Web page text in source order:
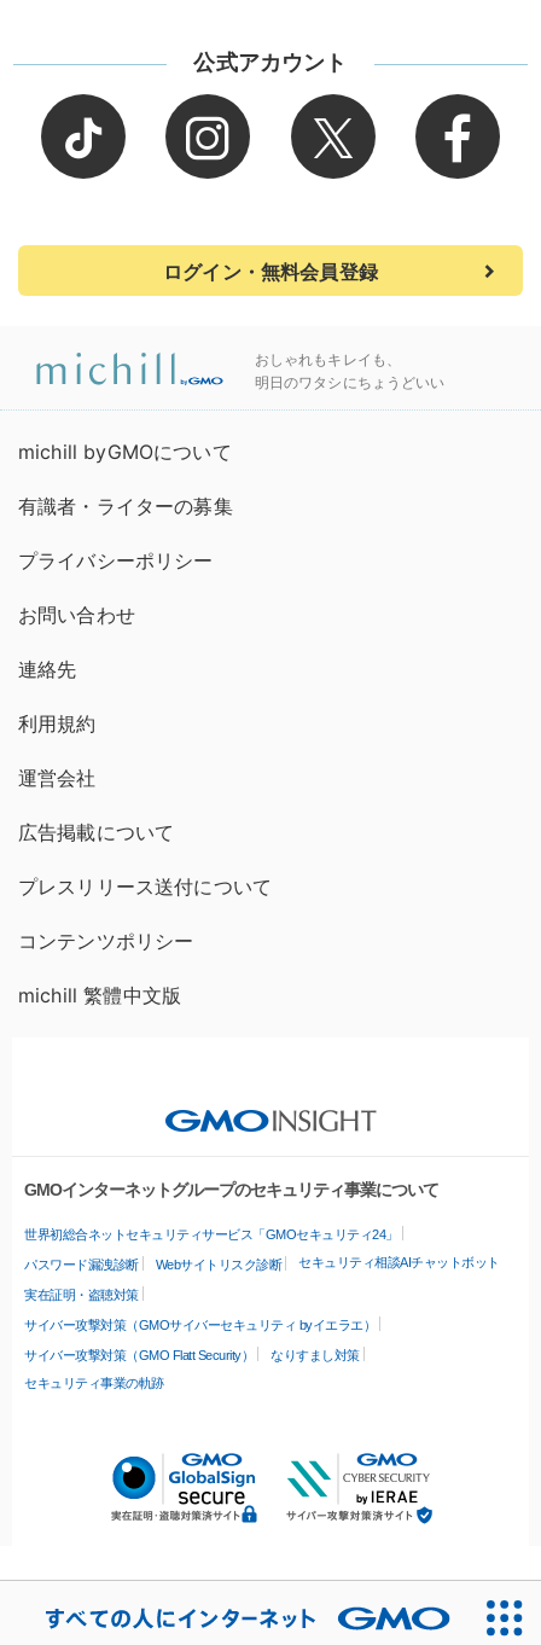
公式アカウント
ログイン・無料会員登録
おしゃれもキレイも、
明日のワタシにちょうどいい
michill byGMOについて
有識者・ライターの募集
プライバシーポリシー
お問い合わせ
連絡先
利用規約
運営会社
広告掲載について
プレスリリース送付について
コンテンツポリシー
michill 繁體中文版
GMOインターネットグループのセキュリティ事業について
世界初総合ネットセキュリティサービス「GMOセキュリティ24」
パスワード漏洩診断 Webサイトリスク診断 セキュリティ相談AIチャットボット
実在証明・盗聴対策
サイバー攻撃対策（GMOサイバーセキュリティ byイエラエ）
サイバー攻撃対策（GMO Flatt Security）
なりすまし対策
セキュリティ事業の軌跡